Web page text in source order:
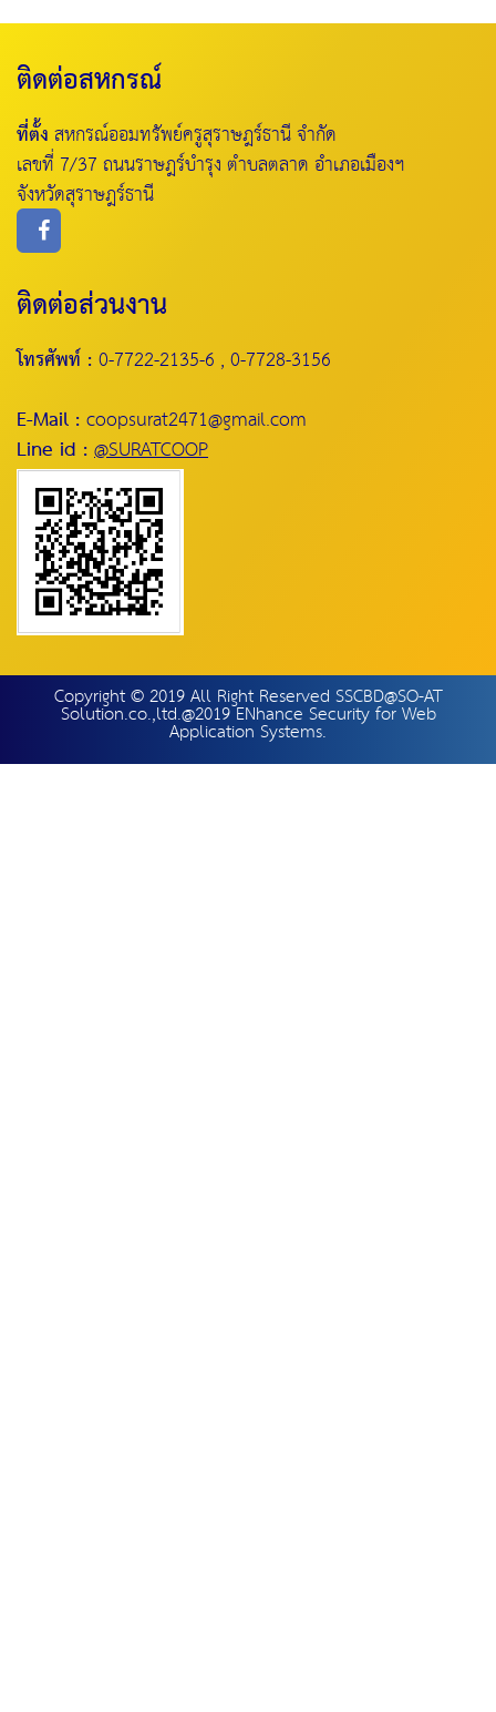
ติดต่อสหกรณ์
ที่ตั้งสหกรณ์ออมทรัพย์ครูสุราษฎร์ธานี จำกัด
เลขที่ 7/37 ถนนราษฎร์บำรุง ตำบลตลาด อำเภอเมืองฯ
จังหวัดสุราษฎร์ธานี
ติดต่อส่วนงาน
โทรศัพท์ :0-7722-2135-6 , 0-7728-3156
E-Mail :coopsurat2471@gmail.com
Line id :@SURATCOOP
Copyright © 2019 All Right Reserved SSCBD@SO-AT
Solution.co.,ltd.@2019 ENhance Security for Web
Application Systems.